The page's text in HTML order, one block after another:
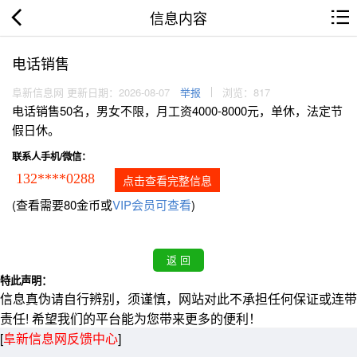
信息内容
电话销售
阜新信息网 更新日期：2026-08-07 举报 浏览：817
电话销售50名，男女不限，月工资4000-8000元，单休，法定节
假日休。
联系人手机/微信：
132****0288 点击查看完整信息
(查看需要80金币或VIP会员可查看)
特此声明：
信息真伪请自行辨别，须谨慎，网站对此不承担任何保证或连带
责任! 希望我们的平台能为您带来更多的便利！
[阜新信息网反馈中心]